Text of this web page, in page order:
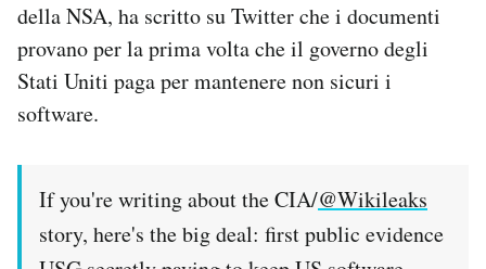
della NSA, ha scritto su Twitter che i documenti
provano per la prima volta che il governo degli
Stati Uniti paga per mantenere non sicuri i
software.
If you're writing about the CIA/@Wikileaks
story, here's the big deal: first public evidence